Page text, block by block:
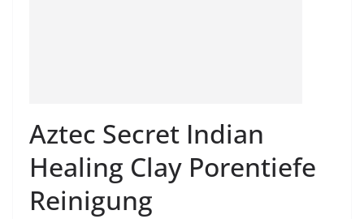
Aztec Secret Indian
Healing Clay Porentiefe
Reinigung